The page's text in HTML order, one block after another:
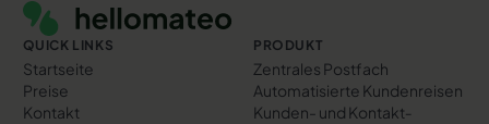
QUICK LINKS
Startseite
Preise
Kontakt
PRODUKT
Zentrales Postfach
Automatisierte Kundenreisen
Kunden- und Kontakt­